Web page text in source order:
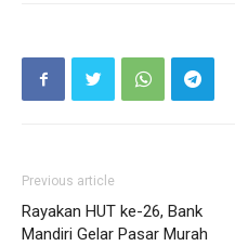
Previous article
Rayakan HUT ke-26, Bank
Mandiri Gelar Pasar Murah